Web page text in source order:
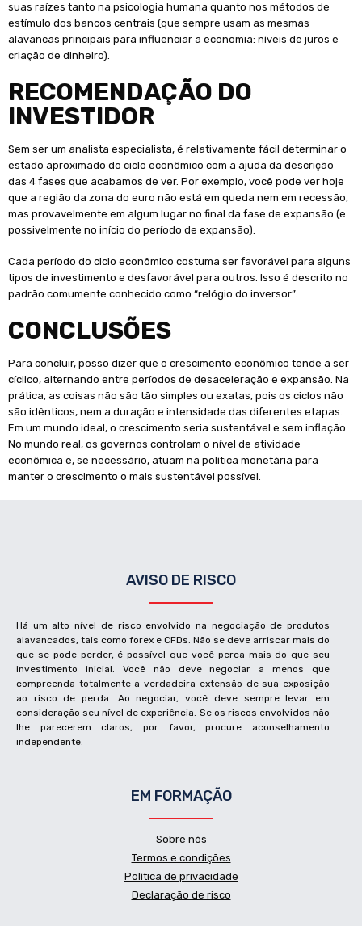
suas raízes tanto na psicologia humana quanto nos métodos de
estímulo dos bancos centrais (que sempre usam as mesmas
alavancas principais para influenciar a economia: níveis de juros e
criação de dinheiro).
RECOMENDAÇÃO DO
INVESTIDOR
Sem ser um analista especialista, é relativamente fácil determinar o
estado aproximado do ciclo econômico com a ajuda da descrição
das 4 fases que acabamos de ver. Por exemplo, você pode ver hoje
que a região da zona do euro não está em queda nem em recessão,
mas provavelmente em algum lugar no final da fase de expansão (e
possivelmente no início do período de expansão).
Cada período do ciclo econômico costuma ser favorável para alguns
tipos de investimento e desfavorável para outros. Isso é descrito no
padrão comumente conhecido como “relógio do inversor”.
CONCLUSÕES
Para concluir, posso dizer que o crescimento econômico tende a ser
cíclico, alternando entre períodos de desaceleração e expansão. Na
prática, as coisas não são tão simples ou exatas, pois os ciclos não
são idênticos, nem a duração e intensidade das diferentes etapas.
Em um mundo ideal, o crescimento seria sustentável e sem inflação.
No mundo real, os governos controlam o nível de atividade
econômica e, se necessário, atuam na política monetária para
manter o crescimento o mais sustentável possível.
AVISO DE RISCO
Há um alto nível de risco envolvido na negociação de produtos
alavancados, tais como forex e CFDs. Não se deve arriscar mais do
que se pode perder, é possível que você perca mais do que seu
investimento inicial. Você não deve negociar a menos que
compreenda totalmente a verdadeira extensão de sua exposição
ao risco de perda. Ao negociar, você deve sempre levar em
consideração seu nível de experiência. Se os riscos envolvidos não
lhe parecerem claros, por favor, procure aconselhamento
independente.
EM FORMAÇÃO
Sobre nós
Termos e condições
Política de privacidade
Declaração de risco